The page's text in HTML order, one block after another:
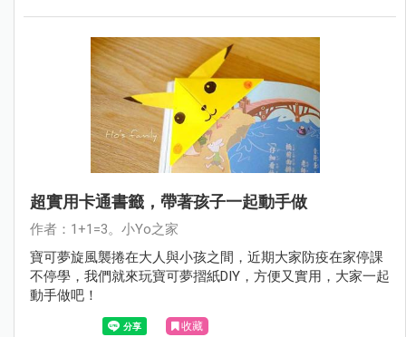
超實用卡通書籤，帶著孩子一起動手做
作者：1+1=3。小Yo之家
寶可夢旋風襲捲在大人與小孩之間，近期大家防疫在家停課
不停學，我們就來玩寶可夢摺紙DIY，方便又實用，大家一起
動手做吧！
收藏